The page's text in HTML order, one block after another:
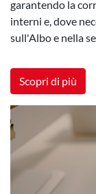
garantendo la
interni e, dove
sull'Albo e nella
Scopri di più